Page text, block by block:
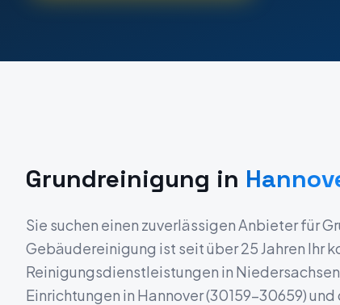
Grundreinigung in
Sie suchen einen zuverlässigen Anbieter für
Gebäudereinigung ist seit über 25 Jahren Ihr
Reinigungsdienstleistungen in Niedersachsen
Einrichtungen in Hannover(30159-30659)